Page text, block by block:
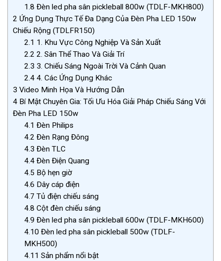
1.8 Đèn led pha sân pickleball 800w (TDLF-MKH800)
2 Ứng Dụng Thực Tế Đa Dạng Của Đèn Pha LED 150w
Chiếu Rộng (TDLFR150)
2.1 1. Khu Vực Công Nghiệp Và Sản Xuất
2.2 2. Sân Thể Thao Và Giải Trí
2.3 3. Chiếu Sáng Ngoài Trời Và Cảnh Quan
2.4 4. Các Ứng Dụng Khác
3 Video Minh Họa Và Hướng Dẫn
4 Bí Mật Chuyên Gia: Tối Ưu Hóa Giải Pháp Chiếu Sáng Với
Đèn Pha LED 150w
4.1 Đèn Philips
4.2 Đèn Rạng Đông
4.3 Đèn TLC
4.4 Đèn Điện Quang
4.5 Bộ hẹn giờ
4.6 Dây cáp điện
4.7 Tủ điện chiếu sáng
4.8 Cột đèn chiếu sáng
4.9 Đèn led pha sân pickleball 600w (TDLF-MKH600)
4.10 Đèn led pha sân pickleball 500w (TDLF-
MKH500)
4.11 Sản phẩm nổi bật